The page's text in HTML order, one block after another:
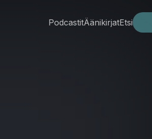
PodcastitÄänikirjatEtsi